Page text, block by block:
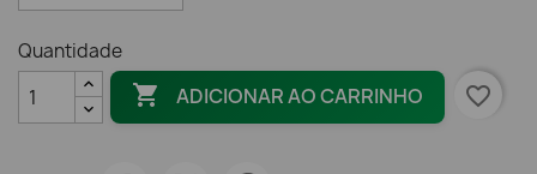
Quantidade
 ADICIONAR AO CARRINHO favorite_border